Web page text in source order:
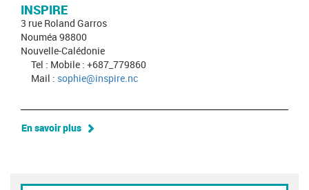
INSPIRE
3 rue Roland Garros
Nouméa 98800
Nouvelle-Calédonie
Tel : Mobile : +687_779860
Mail : sophie@inspire.nc
En savoir plus